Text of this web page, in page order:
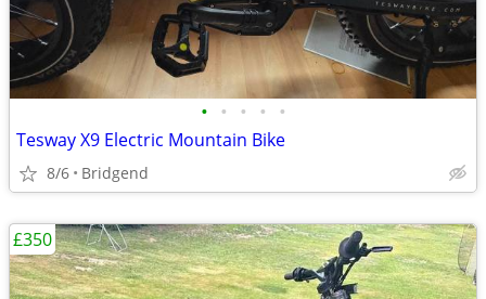
• • • • •
Tesway X9 Electric Mountain Bike
8/6 Bridgend
£350